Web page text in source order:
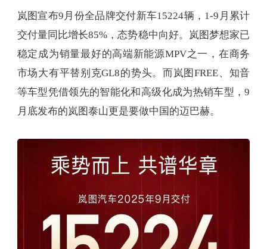
岚图宣布9月份全品牌交付新车15224辆，1-9月累计
交付量同比增长85%，态势稳中向好。岚图梦想家已
稳定成为销量最好的高端新能源MPV之一，在商务
市场大有平替别克GL8的势头。而岚图FREE、知音
等车型凭借领先的智能化和高级化成为热销车型，9
月底发布的岚图泰山更是要做中国的迈巴赫。